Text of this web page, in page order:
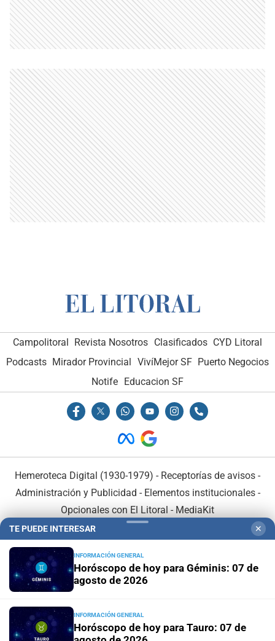
Campolitoral Revista Nosotros Clasificados CYD Litoral
Podcasts Mirador Provincial VivíMejor SF Puerto Negocios
Notife Educacion SF
Hemeroteca Digital (1930-1979) - Receptorías de avisos -
Administración y Publicidad - Elementos institucionales-
Opcionales con El Litoral - MediaKit
En Asociación con:
TE PUEDE INTERESAR ✕
INFORMACIÓN GENERAL
Horóscopo de hoy para Géminis: 07 de
agosto de 2026
INFORMACIÓN GENERAL
Horóscopo de hoy para Tauro: 07 de